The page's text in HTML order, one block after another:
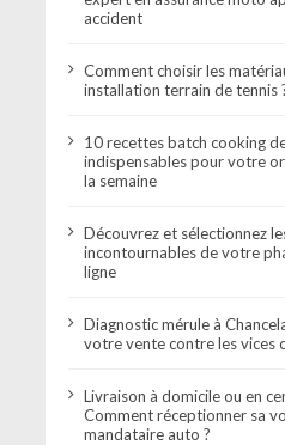
accident
Comment choisir les
installation terrain de tennis
10 recettes batch cooking
indispensables pour votre
la semaine
Découvrez et sélectionnez
incontournables de votre
ligne
Diagnostic mérule à
votre vente contre les vices
Livraison à domicile ou en
Comment réceptionner sa
mandataire auto ?